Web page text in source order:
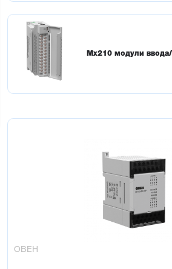
Мх210 модули
ОВЕН